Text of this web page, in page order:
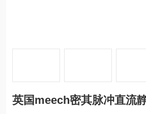
英国meech密其脉冲直流